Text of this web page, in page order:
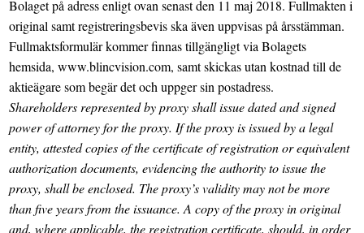
Bolaget på adress enligt ovan senast den 11 maj 2018. Fullmakten i
original samt registreringsbevis ska även uppvisas på årsstämman.
Fullmaktsformulär kommer finnas tillgängligt via Bolagets
hemsida, www.blincvision.com, samt skickas utan kostnad till de
aktieägare som begär det och uppger sin postadress.
Shareholders represented by proxy shall issue dated and signed
power of attorney for the proxy. If the proxy is issued by a legal
entity, attested copies of the certificate of registration or equivalent
authorization documents, evidencing the authority to issue the
proxy, shall be enclosed. The proxy’s validity may not be more
than five years from the issuance. A copy of the proxy in original
and, where applicable, the registration certificate, should, in order